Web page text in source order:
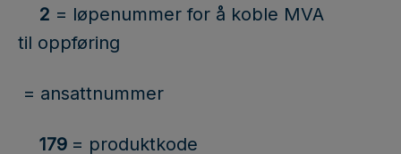
2 = løpenummer for å koble MVA
til oppføring
= ansattnummer
179= produktkode